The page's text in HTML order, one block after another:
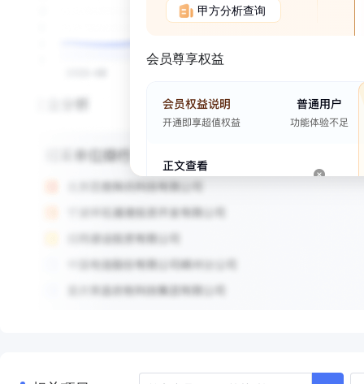
甲方分析查询
会员尊享权益